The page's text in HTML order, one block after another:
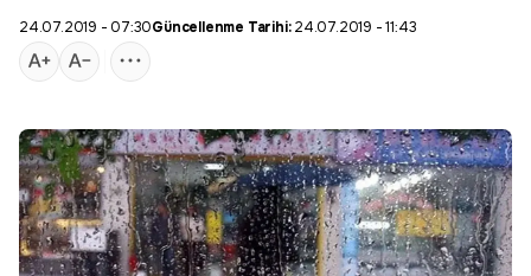
24.07.2019 - 07:30Güncellenme Tarihi:24.07.2019 - 11:43